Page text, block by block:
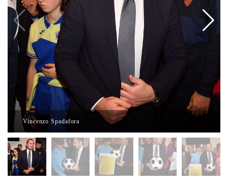
Vincenzo Spadafora